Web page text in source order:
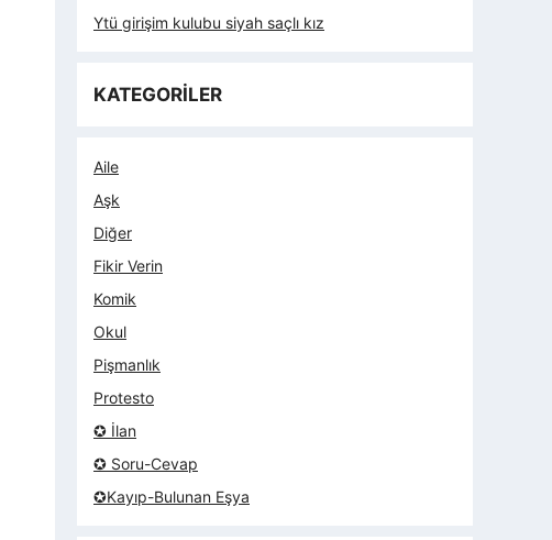
Ytü girişim kulubu siyah saçlı kız
KATEGORİLER
Aile
Aşk
Diğer
Fikir Verin
Komik
Okul
Pişmanlık
Protesto
✪ İlan
✪ Soru-Cevap
✪Kayıp-Bulunan Eşya